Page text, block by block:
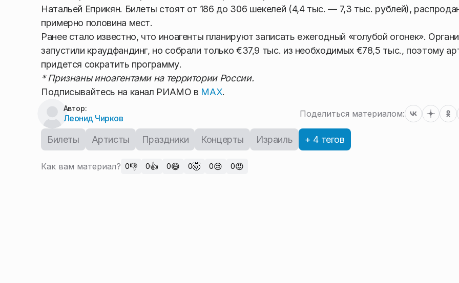
Натальей Еприкян. Билеты стоят от 186 до 306 шекелей (4,4 тыс. — 7,3 тыс. рублей),
примерно половина мест.
Ранее стало известно, что иноагенты планируют записать ежегодный «голубой огонек».
запустили краудфандинг, но собрали только €37,9 тыс. из необходимых €78,5 тыс., поэтому
придется сократить программу.
* Признаны иноагентами на территории России.
Подписывайтесь на канал РИАМО в MAX.
Автор:
Леонид Чирков Поделиться материалом:
Билеты Артисты Праздники Концерты Израиль + 4 тегов
Как вам материал? 0👎 0👍 0😄 0🤯 0😢 0😡